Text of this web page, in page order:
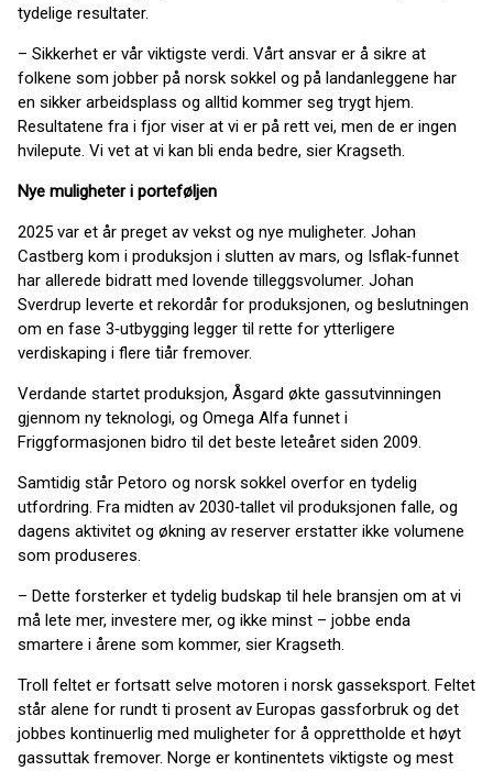
tydelige resultater.
– Sikkerhet er vår viktigste verdi. Vårt ansvar er å sikre at
folkene som jobber på norsk sokkel og på landanleggene har
en sikker arbeidsplass og alltid kommer seg trygt hjem.
Resultatene fra i fjor viser at vi er på rett vei, men de er ingen
hvilepute. Vi vet at vi kan bli enda bedre, sier Kragseth.
Nye muligheter i porteføljen
2025 var et år preget av vekst og nye muligheter. Johan
Castberg kom i produksjon i slutten av mars, og Isflak‑funnet
har allerede bidratt med lovende tilleggsvolumer. Johan
Sverdrup leverte et rekordår for produksjonen, og beslutningen
om en fase 3‑utbygging legger til rette for ytterligere
verdiskaping i flere tiår fremover.
Verdande startet produksjon, Åsgard økte gassutvinningen
gjennom ny teknologi, og Omega Alfa funnet i
Friggformasjonen bidro til det beste leteåret siden 2009.
Samtidig står Petoro og norsk sokkel overfor en tydelig
utfordring. Fra midten av 2030‑tallet vil produksjonen falle, og
dagens aktivitet og økning av reserver erstatter ikke volumene
som produseres.
– Dette forsterker et tydelig budskap til hele bransjen om at vi
må lete mer, investere mer, og ikke minst – jobbe enda
smartere i årene som kommer, sier Kragseth.
Troll feltet er fortsatt selve motoren i norsk gasseksport. Feltet
står alene for rundt ti prosent av Europas gassforbruk og det
jobbes kontinuerlig med muligheter for å opprettholde et høyt
gassuttak fremover. Norge er kontinentets viktigste og mest